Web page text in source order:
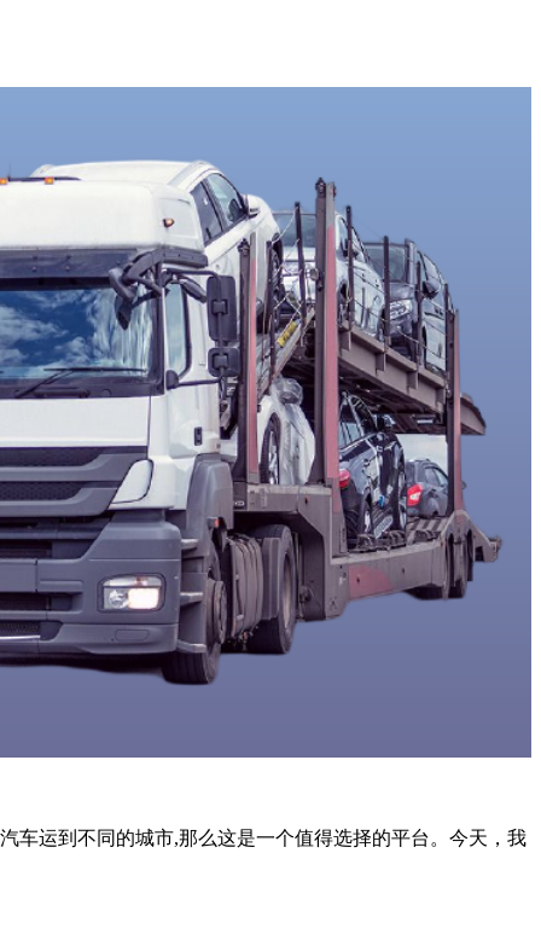
车运到不同的城市,那么这是一个值得选择的平台。今天，我